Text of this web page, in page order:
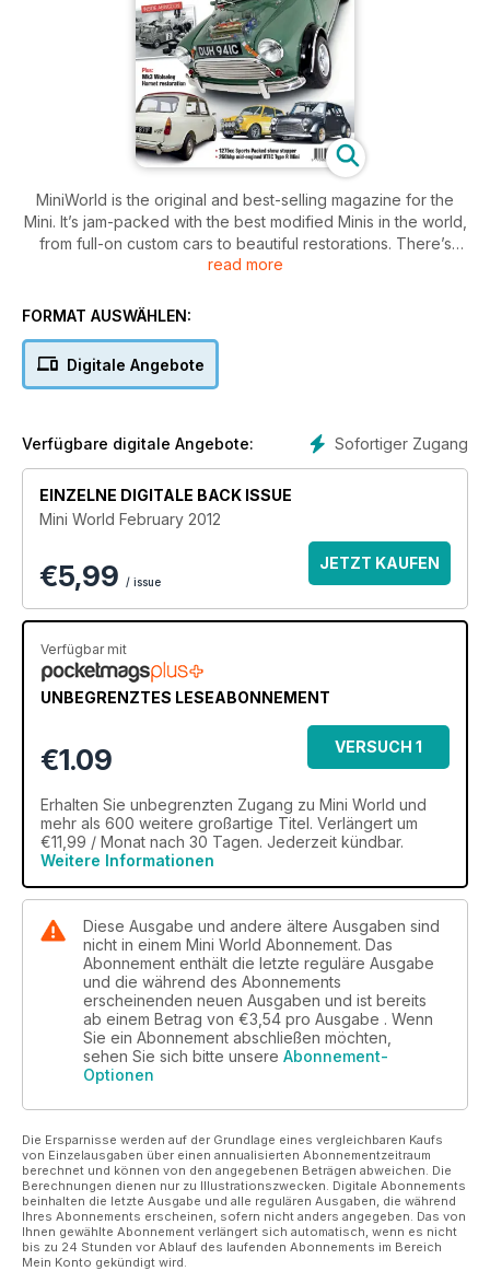
MiniWorld is the original and best-selling magazine for the
Mini. It’s jam-packed with the best modified Minis in the world,
from full-on custom cars to beautiful restorations. There’s
news, club info and technical features, plus our huge
brilliant Mini scene. This issue also features:
Beginner's luck: It's rare that someone's first Mini project
My Mini: Your Mini projects and daily drives
Hardware: Latest products, book, model, fuel cell, pressure
washer..
read more
FORMAT AUSWÄHLEN:
Digitale Angebote
Sofortiger Zugang
Verfügbare digitale Angebote:
EINZELNE DIGITALE BACK ISSUE
Mini World February 2012
€5,99 / issue
JETZT KAUFEN
Verfügbar mit
UNBEGRENZTES LESEABONNEMENT
€1.09 VERSUCH 1
Erhalten Sie unbegrenzten Zugang zu Mini World und
mehr als 600 weitere großartige Titel. Verlängert um
€11,99 / Monat nach 30 Tagen. Jederzeit kündbar.
Weitere Informationen
Diese Ausgabe und andere ältere Ausgaben sind
nicht in einem Mini World Abonnement. Das
Abonnement enthält die letzte reguläre Ausgabe
und die während des Abonnements
erscheinenden neuen Ausgaben und ist bereits
ab einem Betrag von €3,54 pro Ausgabe . Wenn
Sie ein Abonnement abschließen möchten,
sehen Sie sich bitte unsere Abonnement-
Optionen
Die Ersparnisse werden auf der Grundlage eines vergleichbaren Kaufs
von Einzelausgaben über einen annualisierten Abonnementzeitraum
berechnet und können von den angegebenen Beträgen abweichen. Die
Berechnungen dienen nur zu Illustrationszwecken. Digitale Abonnements
beinhalten die letzte Ausgabe und alle regulären Ausgaben, die während
Ihres Abonnements erscheinen, sofern nicht anders angegeben. Das von
Ihnen gewählte Abonnement verlängert sich automatisch, wenn es nicht
bis zu 24 Stunden vor Ablauf des laufenden Abonnements im Bereich
Mein Konto gekündigt wird.